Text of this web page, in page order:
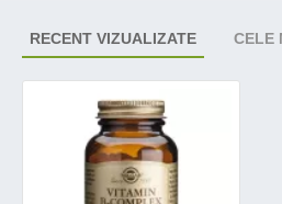
RECENT VIZUALIZATE CELE